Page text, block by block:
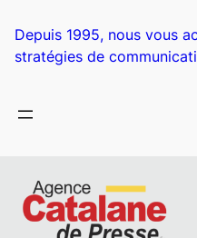
contenu
Depuis 1995, nous vous
stratégies de